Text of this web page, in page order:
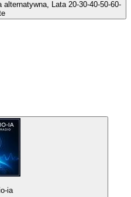
Lata 20-30-40-50-60-
ia